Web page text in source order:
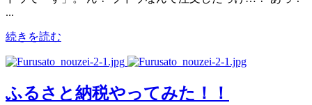
...
続きを読む
ふるさと納税やってみた！！